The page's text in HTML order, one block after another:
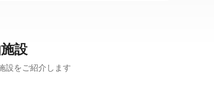
設
設をご紹介します